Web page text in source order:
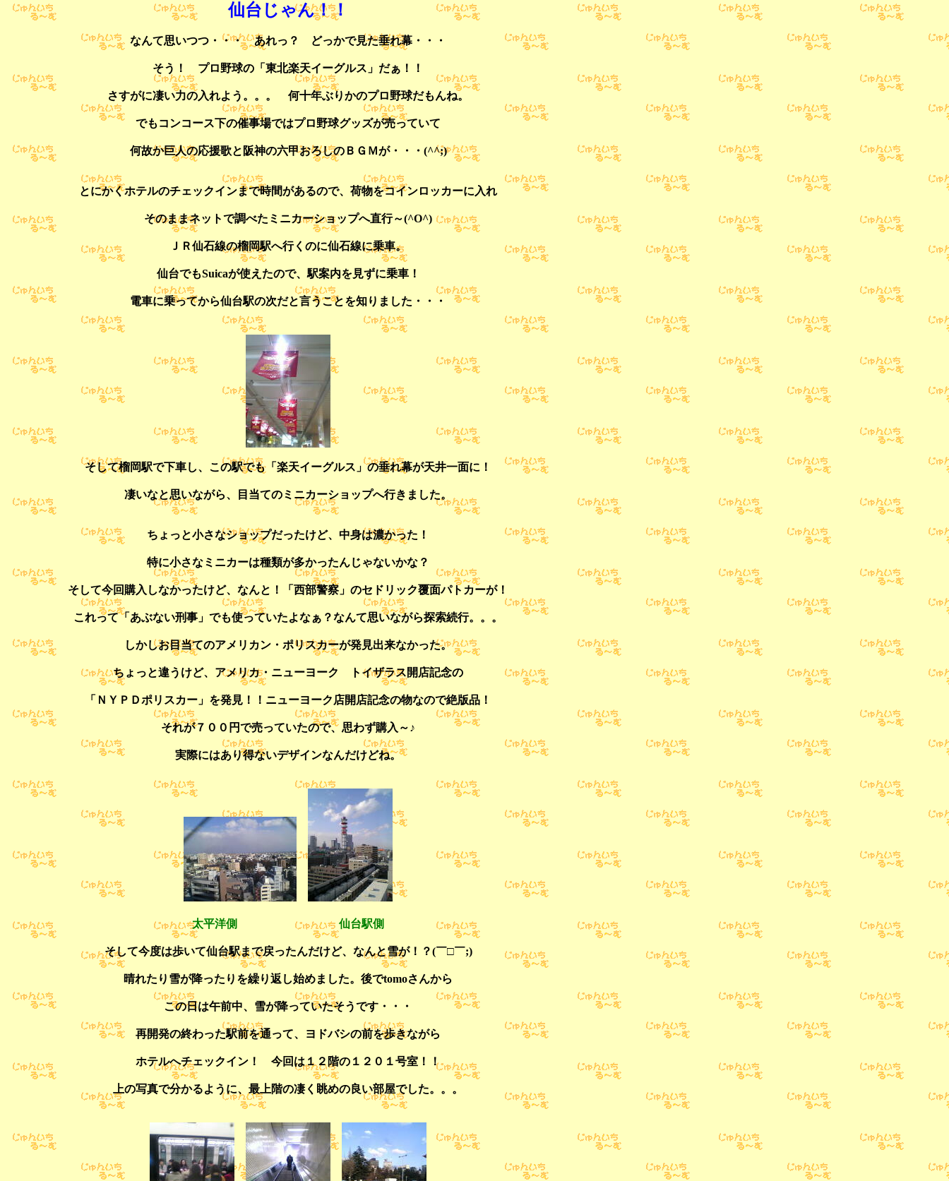
仙台じゃん！！
なんて思いつつ・・・ あれっ？ どっかで見た垂れ幕・・・
そう！ プロ野球の「東北楽天イーグルス」だぁ！！
さすがに凄い力の入れよう。。。 何十年ぶりかのプロ野球だもんね。
でもコンコース下の催事場ではプロ野球グッズが売っていて
何故か巨人の応援歌と阪神の六甲おろしのＢＧＭが・・・(^^;)
とにかくホテルのチェックインまで時間があるので、荷物をコインロッカーに入れ
そのままネットで調べたミニカーショップへ直行～(^O^)
ＪＲ仙石線の榴岡駅へ行くのに仙石線に乗車。
仙台でもSuicaが使えたので、駅案内を見ずに乗車！
電車に乗ってから仙台駅の次だと言うことを知りました・・・
そして榴岡駅で下車し、この駅でも「楽天イーグルス」の垂れ幕が天井一面に！
凄いなと思いながら、目当てのミニカーショップへ行きました。
ちょっと小さなショップだったけど、中身は濃かった！
特に小さなミニカーは種類が多かったんじゃないかな？
そして今回購入しなかったけど、なんと！「西部警察」のセドリック覆面パトカーが！
これって「あぶない刑事」でも使っていたよなぁ？なんて思いながら探索続行。。。
しかしお目当てのアメリカン・ポリスカーが発見出来なかった。
ちょっと違うけど、アメリカ・ニューヨーク トイザラス開店記念の
「ＮＹＰＤポリスカー」を発見！！ニューヨーク店開店記念の物なので絶版品！
それが７００円で売っていたので、思わず購入～♪
実際にはあり得ないデザインなんだけどね。
太平洋側 仙台駅側
そして今度は歩いて仙台駅まで戻ったんだけど、なんと雪が！？(￣□￣;)
晴れたり雪が降ったりを繰り返し始めました。後でtomoさんから
この日は午前中、雪が降っていたそうです・・・
再開発の終わった駅前を通って、ヨドバシの前を歩きながら
ホテルへチェックイン！ 今回は１２階の１２０１号室！！
上の写真で分かるように、最上階の凄く眺めの良い部屋でした。。。